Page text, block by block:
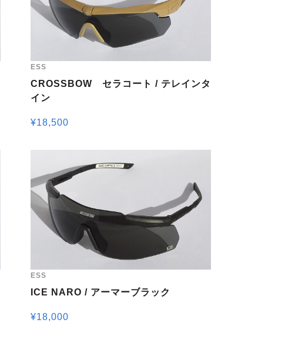
ESS
CROSSBOW セラコート / テレインタ
イン
¥18,500
ESS
ICE NARO / アーマーブラック
¥18,000